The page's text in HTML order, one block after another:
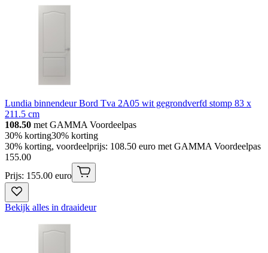
Lundia binnendeur Bord Tva 2A05 wit gegrondverfd stomp 83 x
211.5 cm
108.50 met GAMMA Voordeelpas
30% korting30% korting
30% korting, voordeelprijs: 108.50 euro met GAMMA Voordeelpas
155.00
Prijs: 155.00 euro
Bekijk alles in draaideur